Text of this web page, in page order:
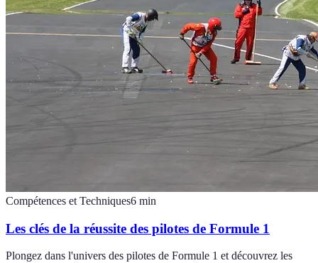
Compétences et Techniques6 min
Les clés de la réussite des pilotes de Formule 1
Plongez dans l'univers des pilotes de Formule 1 et découvrez les